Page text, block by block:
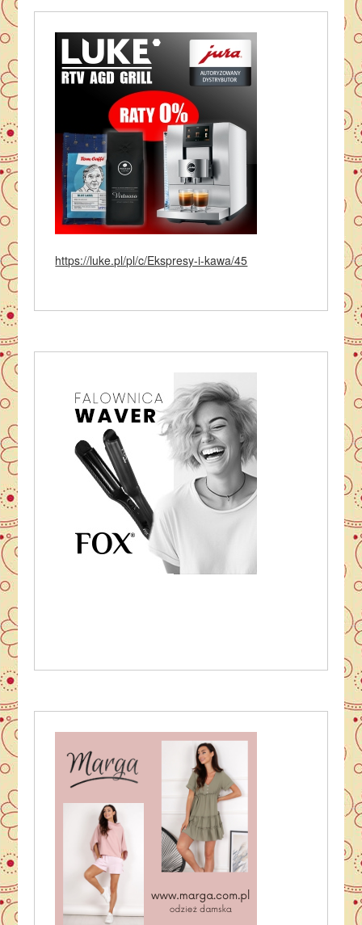
https://luke.pl/pl/c/Ekspresy-i-kawa/45